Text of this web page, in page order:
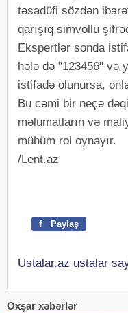
təsadüfi sözdən
qarışıq simvollu
Ekspertlər sonda
hələ də "123456" və
istifadə olunursa,
Bu cəmi bir neçə
məlumatların və
mühüm rol oynayır.
/Lent.az
f Paylaş
Ustalar.az ustalar
Oxşar xəbərlər